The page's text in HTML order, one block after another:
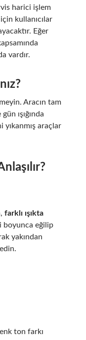
harici işlem
kullanıcılar
Eğer
vardır.
Aracın tam
ışığında
yıkanmış araçlar
farklı ışıkta
boyunca eğilip
yakından
ton farkı